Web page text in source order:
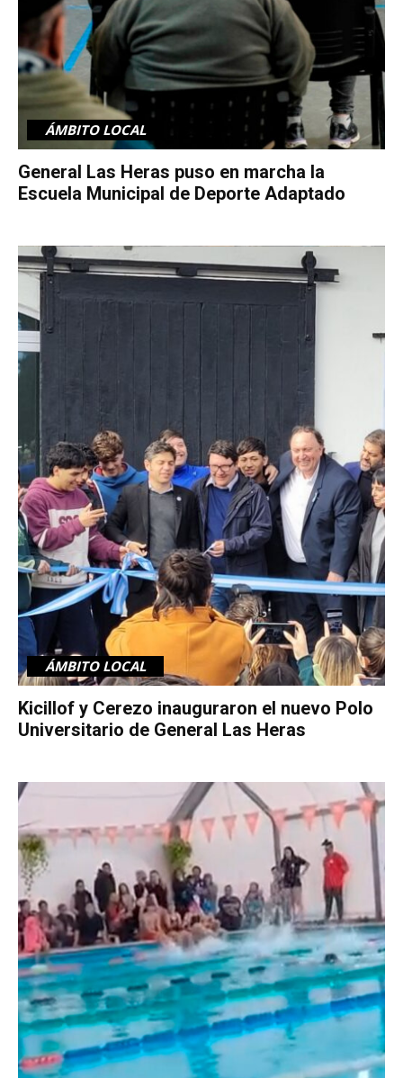
ÁMBITO LOCAL
General Las Heras puso en marcha la
Escuela Municipal de Deporte Adaptado
ÁMBITO LOCAL
Kicillof y Cerezo inauguraron el nuevo Polo
Universitario de General Las Heras